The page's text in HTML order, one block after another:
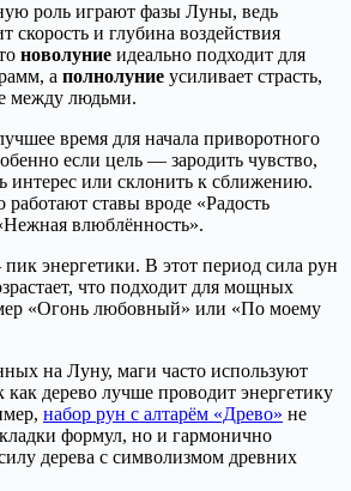
роль играют фазы Луны, ведь
скорость и глубина воздействия
новолуние идеально подходит для
а полнолуние усиливает страсть,
между людьми.
время для начала приворотного
если цель — зародить чувство,
интерес или склонить к сближению.
работают ставы вроде «Радость
влюблённость».
энергетики. В этот период сила рун
что подходит для мощных
«Огонь любовный» или «По моему
на Луну, маги часто используют
дерево лучше проводит энергетику
набор рун с алтарём «Древо» не
формул, но и гармонично
дерева с символизмом древних